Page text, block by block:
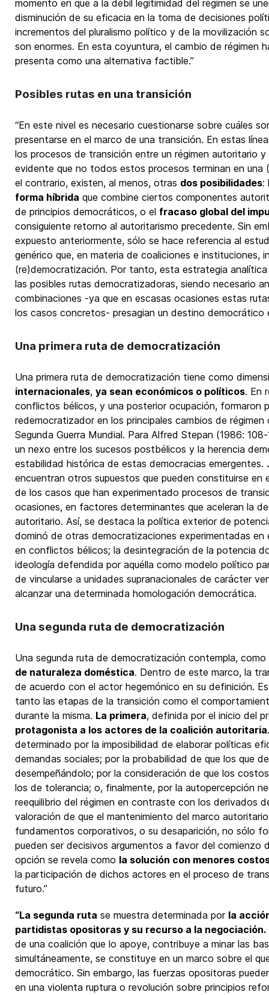
momento en que a la débil legitimidad del régimen se
disminución de su eficacia en la toma de decisiones
incrementos del pluralismo político y de la movilización
son enormes. En esta coyuntura, el cambio de régimen
presenta como una alternativa factible.”
Posibles rutas en una transición
“En este nivel es necesario cuestionarse sobre cuáles
presentarse en el marco de una transición. En estas
los procesos de transición entre un régimen autoritario
evidente que no todos estos procesos terminan en una
el contrario, existen, al menos, otras dos posibilidades:
forma híbrida que combine ciertos componentes
de principios democráticos, o el fracaso global del
consiguiente retorno al autoritarismo precedente. Sin
expuesto anteriormente, sólo se hace referencia al
genérico que, en materia de coaliciones e instituciones,
(re)democratización. Por tanto, esta estrategia
las posibles rutas democratizadoras, siendo necesario
combinaciones -ya que en escasas ocasiones estas
los casos concretos- presagian un destino democrático
Una primera ruta de democratización
Una primera ruta de democratización tiene como
internacionales, ya sean económicos o políticos. En
conflictos bélicos, y una posterior ocupación, formaron
redemocratizador en los principales cambios de régimen
Segunda Guerra Mundial. Para Alfred Stepan (1986:
un nexo entre los sucesos postbélicos y la herencia
estabilidad histórica de estas democracias
encuentran otros supuestos que pueden constituirse en
de los casos que han experimentado procesos de
ocasiones, en factores determinantes que aceleran la
autoritario. Así, se destaca la política exterior de
dominó de otras democratizaciones experimentadas en
en conflictos bélicos; la desintegración de la potencia
ideología defendida por aquélla como modelo político
de vincularse a unidades supranacionales de carácter
alcanzar una determinada homologación democrática.
Una segunda ruta de democratización
Una segunda ruta de democratización contempla,
de naturaleza doméstica. Dentro de este marco, la
de acuerdo con el actor hegemónico en su definición.
tanto las etapas de la transición como el
durante la misma. La primera, definida por el inicio del
protagonista a los actores de la coalición autoritaria
determinado por la imposibilidad de elaborar políticas
demandas sociales; por la probabilidad de que los que
desempeñándolo; por la consideración de que los
los de tolerancia; o, finalmente, por la autopercepción
reequilibrio del régimen en contraste con los derivados
valoración de que el mantenimiento del marco
fundamentos corporativos, o su desaparición, no sólo
pueden ser decisivos argumentos a favor del comienzo
opción se revela como la solución con menores
la participación de dichos actores en el proceso de
futuro.”
“La segunda ruta se muestra determinada por la
partidistas opositoras y su recurso a la negociación.
de una coalición que lo apoye, contribuye a minar las
simultáneamente, se constituye en un marco sobre el
democrático. Sin embargo, las fuerzas opositoras
en una violenta ruptura o revolución sobre principios